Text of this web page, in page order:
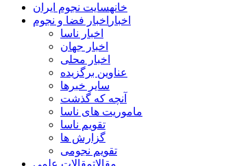
خانهسایت نجوم ایران
اخبار اخبار فضا و نجوم
اخبار ناسا
اخبار جهان
اخبار محلی
عناوین برگزیده
سایر خبرها
آنچه که گذشت
ماموریت های ناسا
تقویم ناسا
گزارش ها
تقویم نجومی
مقالاتمقالات علمی